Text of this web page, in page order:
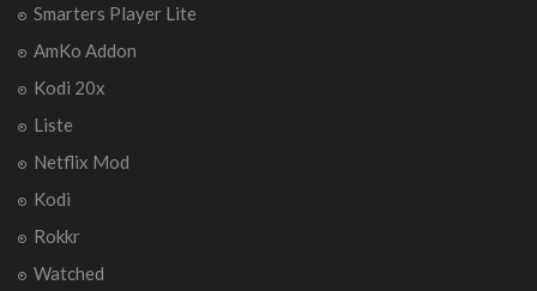
Smarters Player Lite
AmKo Addon
Kodi 20x
Liste
Netflix Mod
Kodi
Rokkr
Watched